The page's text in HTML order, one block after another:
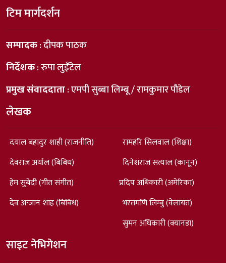
टिम मार्गदर्शन
सम्पादक: दीपक पाठक
निर्देशक: रुपा लुइँटेल
प्रमुख संवाददाता: एमपी सुब्बा लिम्बू / रामकुमार पौडेल
लेखक
दयाल बहादुर शाही (राजनीति)
देवराज अर्याल (बिबिध)
हेम सुबेदी (गीत संगीत)
देव अन्जान शाह (बिबिध)
रामहरि सिलवाल (शिक्षा)
दिनेशराज सत्याल (कानून)
प्रदिप अधिकारी (अमेरिका)
भरतमणि लिम्बु (वेलायत)
सुमन अधिकारी (क्यानडा)
साइट नेभिगेशन